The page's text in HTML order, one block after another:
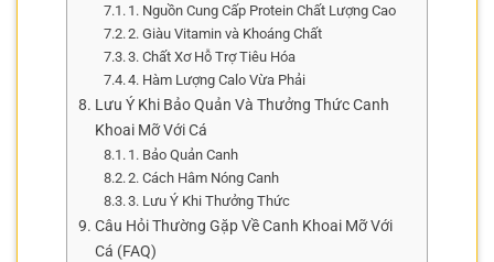
1. Nguồn Cung Cấp Protein Chất Lượng Cao
2. Giàu Vitamin và Khoáng Chất
3. Chất Xơ Hỗ Trợ Tiêu Hóa
4. Hàm Lượng Calo Vừa Phải
Lưu Ý Khi Bảo Quản Và Thưởng Thức Canh
Khoai Mỡ Với Cá
1. Bảo Quản Canh
2. Cách Hâm Nóng Canh
3. Lưu Ý Khi Thưởng Thức
Câu Hỏi Thường Gặp Về Canh Khoai Mỡ Với
Cá (FAQ)